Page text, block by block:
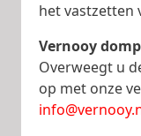
het vastzetten
Vernooy
Overweegt u
op met onze